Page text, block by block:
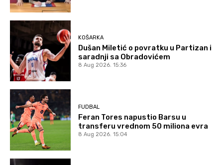
KOŠARKA
Dušan Miletić o povratku u Partizan i
saradnji sa Obradovićem
8 Aug 2026. 15:36
FUDBAL
Feran Tores napustio Barsu u
transferu vrednom 50 miliona evra
8 Aug 2026. 15:04